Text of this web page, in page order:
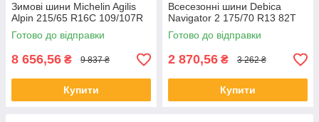
Зимові шини Michelin Agilis
Alpin 215/65 R16C 109/107R
Готово до відправки
8 656,56 ₴ 9 837 ₴
Купити
Всесезонні шини Debica
Navigator 2 175/70 R13 82T
Готово до відправки
2 870,56 ₴ 3 262 ₴
Купити